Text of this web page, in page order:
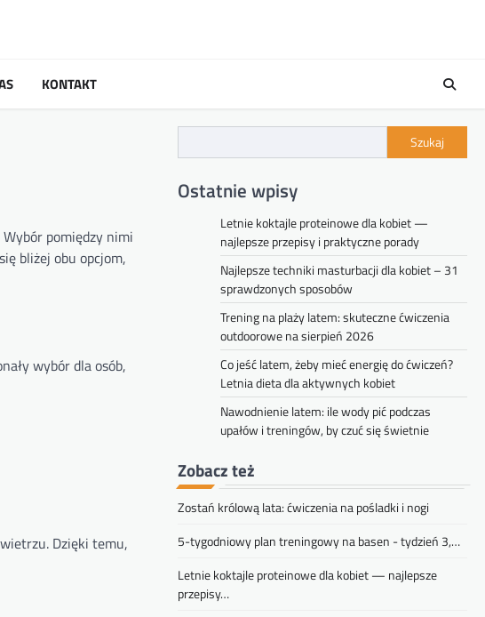
KONTAKT
pomiędzy nimi
bliżej obu opcjom,
wybór dla osób,
Dzięki temu,
Szukaj
Ostatnie wpisy
Letnie koktajle proteinowe dla kobiet —
najlepsze przepisy i praktyczne porady
Najlepsze techniki masturbacji dla kobiet – 31
sprawdzonych sposobów
Trening na plaży latem: skuteczne ćwiczenia
outdoorowe na sierpień 2026
Co jeść latem, żeby mieć energię do ćwiczeń?
Letnia dieta dla aktywnych kobiet
Nawodnienie latem: ile wody pić podczas
upałów i treningów, by czuć się świetnie
Zobacz też
Zostań królową lata: ćwiczenia na pośladki i nogi
5-tygodniowy plan treningowy na basen - tydzień 3,…
Letnie koktajle proteinowe dla kobiet — najlepsze
przepisy…